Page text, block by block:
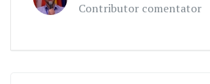
Contributor comentator